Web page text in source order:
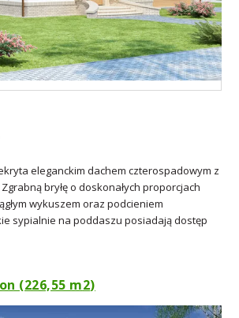
eleganckim dachem czterospadowym z
bryłę o doskonałych proporcjach
wykuszem oraz podcieniem
sypialnie na poddaszu posiadają dostęp
(226,55 m2)